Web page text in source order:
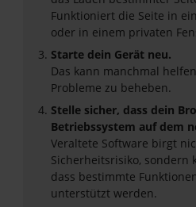
Funktioniert die Seite in
oder in einem privaten
Starte dein Gerät neu.
Das kann manchmal
Probleme zu beheben.
Stelle sicher, dass dein
Betriebssystem auf dem
Veraltete Software birgt
Sicherheitsrisiko, sondern
dass bestimmte
unterstützt werden.